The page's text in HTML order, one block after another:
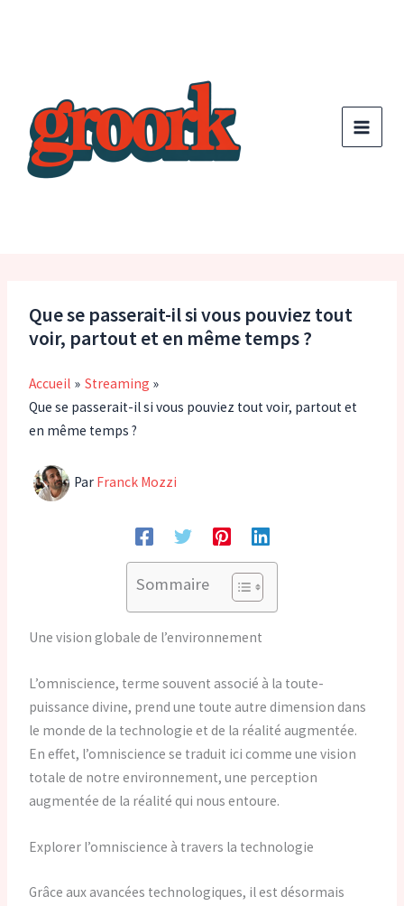
Que se passerait-il si vous pouviez tout
voir, partout et en même temps ?
Accueil
Streaming
Que se passerait-il si vous pouviez tout voir, partout et
en même temps ?
Par Franck Mozzi
Sommaire
Une vision globale de l’environnement
L’omniscience, terme souvent associé à la toute-
puissance divine, prend une toute autre dimension dans
le monde de la technologie et de la réalité augmentée.
En effet, l’omniscience se traduit ici comme une vision
totale de notre environnement, une perception
augmentée de la réalité qui nous entoure.
Explorer l’omniscience à travers la technologie
Grâce aux avancées technologiques, il est désormais